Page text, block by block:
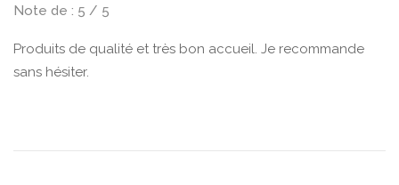
Note de : 5 / 5
Produits de qualité et très bon accueil. Je recommande
sans hésiter.